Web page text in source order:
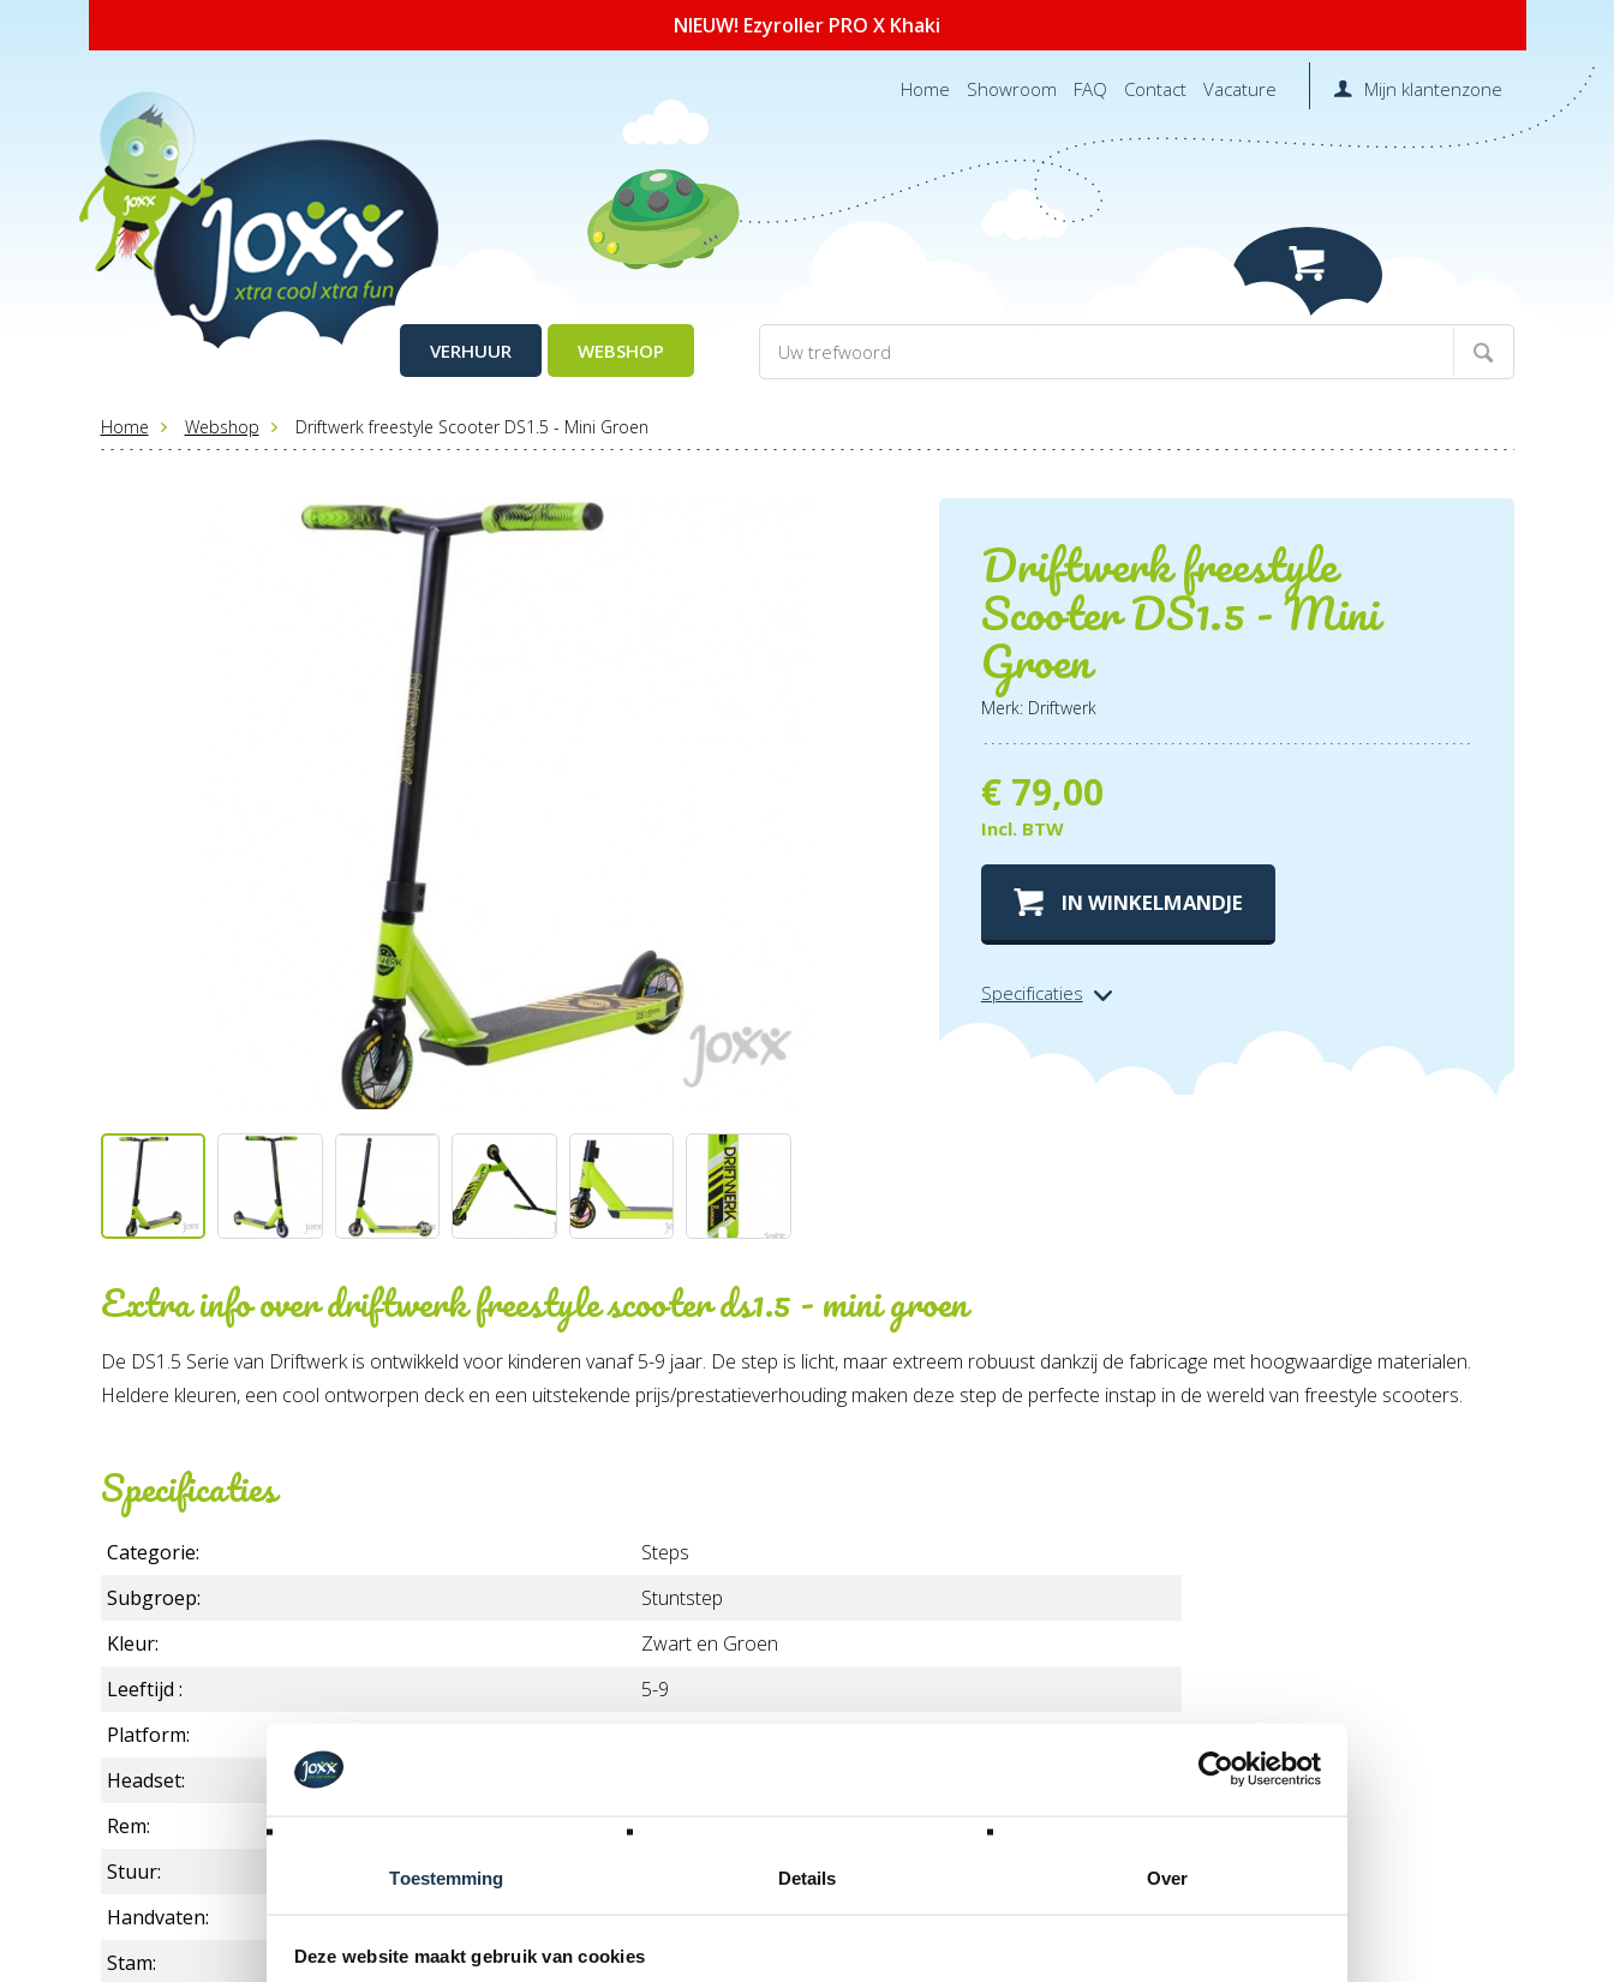
Toestemming Details Over
Deze website maakt gebruik van cookies
NIEUW! Ezyroller PRO X Khaki
Home Showroom FAQ Contact Vacature Mijn klantenzone
VERHUUR WEBSHOP
Home Webshop Driftwerk freestyle Scooter DS1.5 - Mini Groen
Driftwerk freestyle
Scooter DS1.5 - Mini
Groen
Merk: Driftwerk
€ 79,00
Incl. BTW
IN WINKELMANDJE
Specificaties
Extra info overdriftwerk freestyle scooter ds1.5 - mini groen
De DS1.5 Serie van Driftwerk is ontwikkeld voor kinderen vanaf 5-9 jaar. De step is licht, maar extreem robuust dankzij de fabricage met hoogwaardige materialen.
Heldere kleuren, een cool ontworpen deck en een uitstekende prijs/prestatieverhouding maken deze step de perfecte instap in de wereld van freestyle scooters.
Specificaties
Categorie:
Steps
Subgroep:
Stuntstep
Kleur:
Zwart en Groen
Leeftijd :
5-9
Platform:
Headset:
Rem:
Stuur:
HI-TEN stalen Y-Balk (hoogte 580mm, breedte 520mm)
Handvaten:
Stam:
Driftwerk Octagon Neck Tube